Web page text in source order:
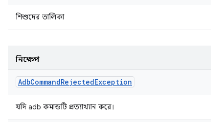
শিশুদের তালিকা
নিক্ষেপ
AdbCommandRejectedException
যদি adb কমান্ডটি প্রত্যাখ্যান করে।